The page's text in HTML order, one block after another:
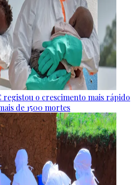
registou o crescimento mais rápido
de 1500 mortes